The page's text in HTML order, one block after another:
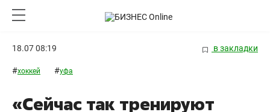
18.07 08:19 в закладки
#хоккей #уфа
«Сейчас так тренируют